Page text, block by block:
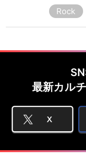
Rock
最新カル